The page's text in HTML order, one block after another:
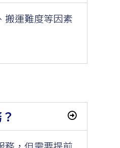
搬運難度等因素